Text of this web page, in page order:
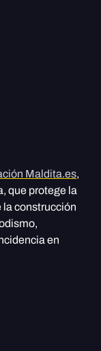
Maldita.es,
que protege la
la construcción
en